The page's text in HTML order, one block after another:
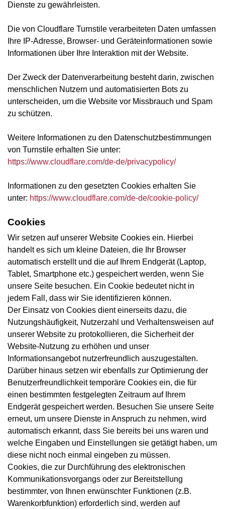
Dienste zu gewährleisten.
Die von Cloudflare Turnstile verarbeiteten Daten umfassen
Ihre IP-Adresse, Browser- und Geräteinformationen sowie
Informationen über Ihre Interaktion mit der Website.
Der Zweck der Datenverarbeitung besteht darin, zwischen
menschlichen Nutzern und automatisierten Bots zu
unterscheiden, um die Website vor Missbrauch und Spam
zu schützen.
Weitere Informationen zu den Datenschutzbestimmungen
von Turnstile erhalten Sie unter:
https://www.cloudflare.com/de-de/privacypolicy/
Informationen zu den gesetzten Cookies erhalten Sie
unter: https://www.cloudflare.com/de-de/cookie-policy/
Cookies
Wir setzen auf unserer Website Cookies ein. Hierbei
handelt es sich um kleine Dateien, die Ihr Browser
automatisch erstellt und die auf Ihrem Endgerät (Laptop,
Tablet, Smartphone etc.) gespeichert werden, wenn Sie
unsere Seite besuchen. Ein Cookie bedeutet nicht in
jedem Fall, dass wir Sie identifizieren können.
Der Einsatz von Cookies dient einerseits dazu, die
Nutzungshäufigkeit, Nutzerzahl und Verhaltensweisen auf
unserer Website zu protokollieren, die Sicherheit der
Website-Nutzung zu erhöhen und unser
Informationsangebot nutzerfreundlich auszugestalten.
Darüber hinaus setzen wir ebenfalls zur Optimierung der
Benutzerfreundlichkeit temporäre Cookies ein, die für
einen bestimmten festgelegten Zeitraum auf Ihrem
Endgerät gespeichert werden. Besuchen Sie unsere Seite
erneut, um unsere Dienste in Anspruch zu nehmen, wird
automatisch erkannt, dass Sie bereits bei uns waren und
welche Eingaben und Einstellungen sie getätigt haben, um
diese nicht noch einmal eingeben zu müssen.
Cookies, die zur Durchführung des elektronischen
Kommunikationsvorgangs oder zur Bereitstellung
bestimmter, von Ihnen erwünschter Funktionen (z.B.
Warenkorbfunktion) erforderlich sind, werden auf